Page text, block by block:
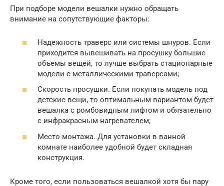
При подборе модели вешалки нужно обращать
внимание на сопутствующие факторы:
Надежность траверс или системы шнуров. Если
приходится вывешивать на просушку большие
объемы вещей, то лучше выбрать стационарные
модели с металлическими траверсами;
Скорость просушки. Если покупать модель под
детские вещи, то оптимальным вариантом будет
вешалка с ромбовидным лифтом и обязательно
с инфракрасным нагревателем;
Место монтажа. Для установки в ванной
комнате наиболее удобной будет складная
конструкция.
Кроме того, если пользоваться вешалкой хотя бы пару